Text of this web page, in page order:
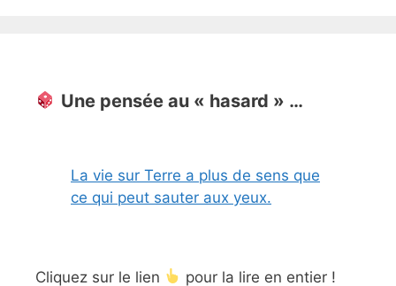
Une pensée au « hasard » …
La vie sur Terre a plus de sens que
ce qui peut sauter aux yeux.
Cliquez sur le lien pour la lire en entier !